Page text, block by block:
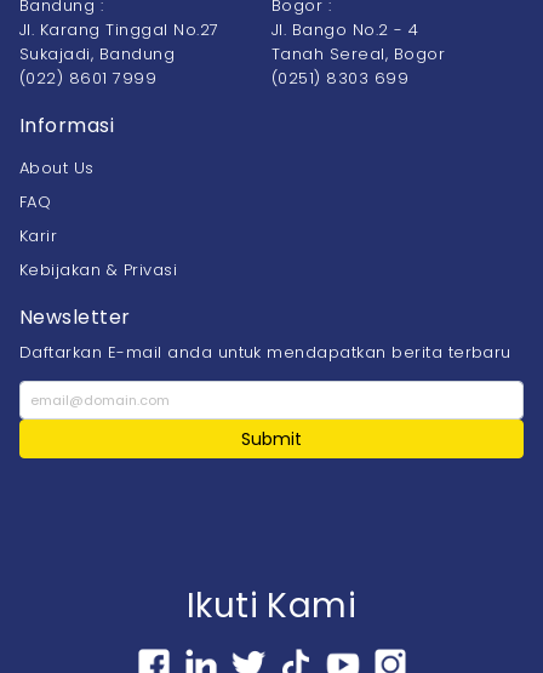
Bandung :
Jl. Karang Tinggal No.27
Sukajadi, Bandung
(022) 8601 7999
Bogor :
Jl. Bango No.2 - 4
Tanah Sereal, Bogor
(0251) 8303 699
Informasi
About Us
FAQ
Karir
Kebijakan & Privasi
Newsletter
Daftarkan E-mail anda untuk mendapatkan berita terbaru
Submit
Ikuti Kami